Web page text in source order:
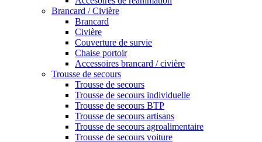
Brancard / Civière
Brancard
Civière
Couverture de survie
Chaise portoir
Accessoires brancard / civière
Trousse de secours
Trousse de secours
Trousse de secours individuelle
Trousse de secours BTP
Trousse de secours artisans
Trousse de secours agroalimentaire
Trousse de secours voiture